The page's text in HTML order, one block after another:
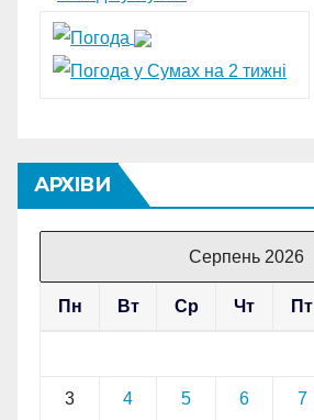
АРХІВИ
Серпень 2026
Пн Вт Ср Чт Пт
3 4 5 6 7